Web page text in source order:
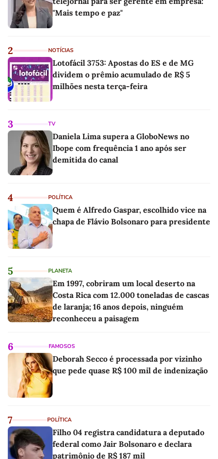
"Mais tempo e paz"
2 NOTÍCIAS
Lotofácil 3753: Apostas do ES e de MG
dividem o prêmio acumulado de R$ 5
milhões nesta terça-feira
3 TV
Daniela Lima supera a GloboNews no
Ibope com frequência 1 ano após ser
demitida do canal
4 POLÍTICA
Quem é Alfredo Gaspar, escolhido vice na
chapa de Flávio Bolsonaro para presidente
5 PLANETA
Em 1997, cobriram um local deserto na
Costa Rica com 12.000 toneladas de cascas
de laranja; 16 anos depois, ninguém
reconheceu a paisagem
6 FAMOSOS
Deborah Secco é processada por vizinho
que pede quase R$ 100 mil de indenização
7 POLÍTICA
Filho 04 registra candidatura a deputado
federal como Jair Bolsonaro e declara
patrimônio de R$ 187 mil